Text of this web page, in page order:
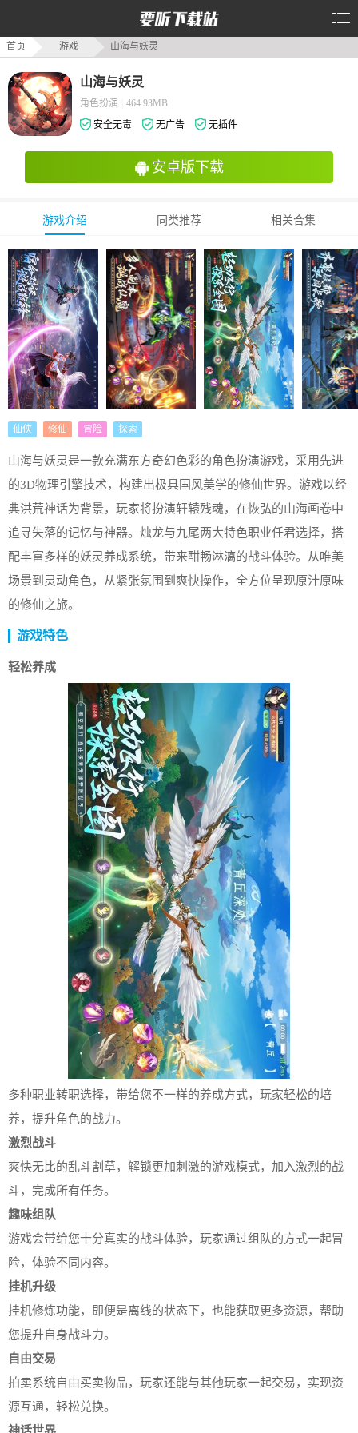
首页 游戏 山海与妖灵
山海与妖灵
角色扮演
464.93MB
安全无毒
无广告 无插件
安卓版下载
游戏介绍 同类推荐 相关合集
仙侠 修仙 冒险 探索
山海与妖灵是一款充满东方奇幻色彩的角色扮演游戏，采用先进
的3D物理引擎技术，构建出极具国风美学的修仙世界。游戏以经
典洪荒神话为背景，玩家将扮演轩辕残魂，在恢弘的山海画卷中
追寻失落的记忆与神器。烛龙与九尾两大特色职业任君选择，搭
配丰富多样的妖灵养成系统，带来酣畅淋漓的战斗体验。从唯美
场景到灵动角色，从紧张氛围到爽快操作，全方位呈现原汁原味
的修仙之旅。
游戏特色
轻松养成
多种职业转职选择，带给您不一样的养成方式，玩家轻松的培
养，提升角色的战力。
激烈战斗
爽快无比的乱斗割草，解锁更加刺激的游戏模式，加入激烈的战
斗，完成所有任务。
趣味组队
游戏会带给您十分真实的战斗体验，玩家通过组队的方式一起冒
险，体验不同内容。
挂机升级
挂机修炼功能，即便是离线的状态下，也能获取更多资源，帮助
您提升自身战斗力。
自由交易
拍卖系统自由买卖物品，玩家还能与其他玩家一起交易，实现资
源互通，轻松兑换。
神话世界